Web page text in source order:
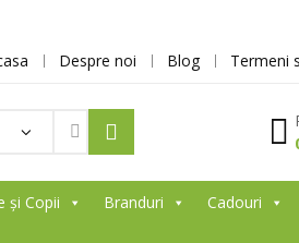
Despre noi Blog Termeni
și Copii Branduri Cadouri